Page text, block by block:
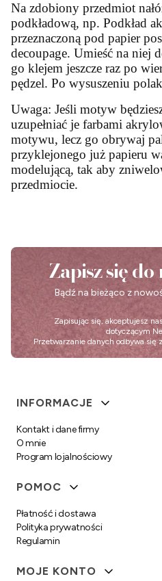
Na zdobiony przedmiot
podkładową, np. Podkład
przeznaczoną pod papier
decoupage. Umieść na niej
go klejem jeszcze raz po
pędzel. Po wysuszeniu
Uwaga: Jeśli motyw
uzupełniać je farbami
motywu, lecz go obrywaj
przyklejonego już papieru
modelującą, tak aby
przedmiocie.
Zapisz się
Bądź na bieżąco z
Zapisując się, akceptujesz
dotyczącym
Przetwarzanie danych odbywa się
Linki w stopce
INFORMACJE
Kontakt i dane firmy
O mnie
Program lojalnościowy
POMOC
Płatność i dostawa
Polityka prywatności
Regulamin
MOJE KONTO